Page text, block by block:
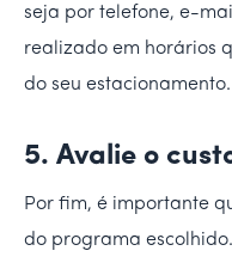
seja por telefone, e-
realizado em horários
do seu estacionamento.
5. Avalie o
Por fim, é importante
do programa